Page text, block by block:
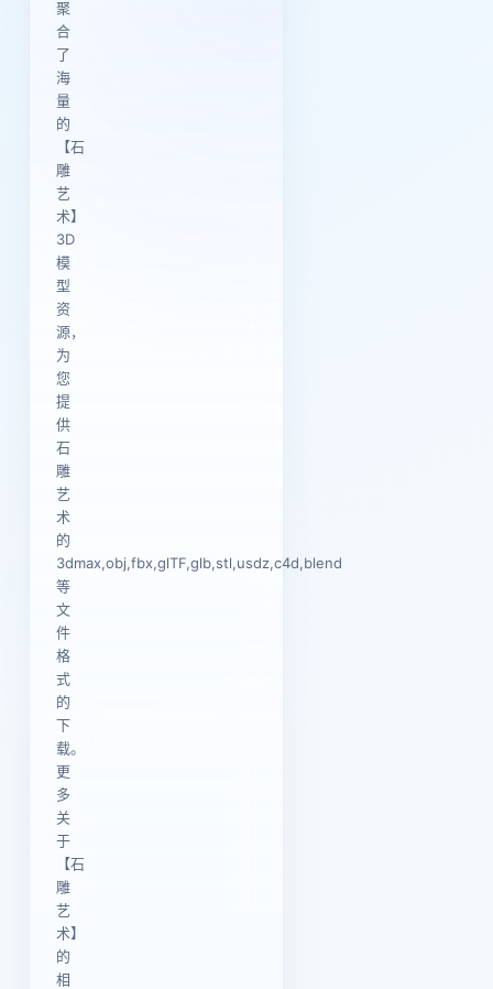
聚
合
了
海
量
的
【石
雕
艺
术】
3D
模
型
资
源，
为
您
提
供
石
雕
艺
术
的
3dmax,obj,fbx,glTF,glb,stl,usdz,c4d,blend
等
文
件
格
式
的
下
载。
更
多
关
于
【石
雕
艺
术】
的
相